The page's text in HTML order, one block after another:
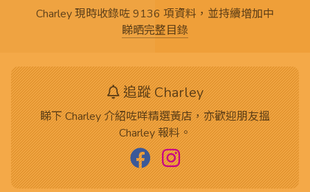
Charley 現時收錄咗 9136 項資料，並持續增加中
睇晒完整目錄
追蹤 Charley
睇下 Charley 介紹咗咩精選黃店，亦歡迎朋友搵
Charley 報料。